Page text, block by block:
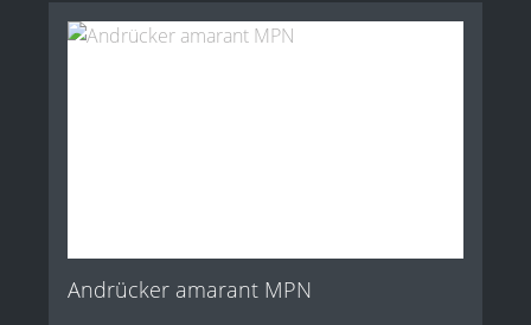
Andrücker amarant MPN